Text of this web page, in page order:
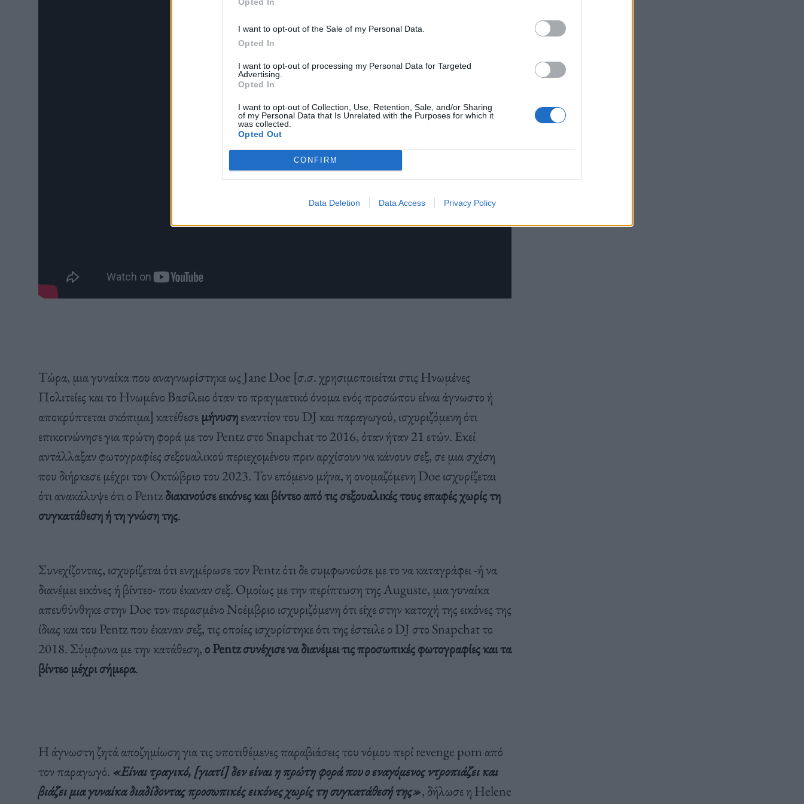
I want to opt-out of the Sale of my Personal Data.
Opted In
I want to opt-out of processing my Personal Data for Targeted
Advertising.
Opted In
I want to opt-out of Collection, Use, Retention, Sale, and/or Sharing
of my Personal Data that Is Unrelated with the Purposes for which it
was collected.
Opted Out
CONFIRM
Data Deletion Data Access Privacy Policy
Τώρα, μια γυναίκα που αναγνωρίστηκε ως Jane Doe [σ.σ. χρησιμοποιείται στις Ηνωμένες
Πολιτείες και το Ηνωμένο Βασίλειο όταν το πραγματικό όνομα ενός προσώπου είναι άγνωστο ή
αποκρύπτεται σκόπιμα] κατέθεσε μήνυσηεναντίον του DJ και παραγωγού, ισχυριζόμενη ότι
επικοινώνησε για πρώτη φορά με τον Pentz στο Snapchat το 2016, όταν ήταν 21 ετών. Εκεί
αντάλλαξαν φωτογραφίες σεξουαλικού περιεχομένου πριν αρχίσουν να κάνουν σεξ, σε μια σχέση
που διήρκεσε μέχρι τον Οκτώβριο του 2023. Τον επόμενο μήνα, η ονομαζόμενη Doe ισχυρίζεται
ότι ανακάλυψε ότι ο Pentzδιακινούσε εικόνες και βίντεο από τις σεξουαλικές τους επαφές χωρίς τη
συγκατάθεση ή τη γνώση της.
Συνεχίζοντας, ισχυρίζεται ότι ενημέρωσε τον Pentz ότι δε συμφωνούσε με το να καταγράφει -ή να
διανέμει εικόνες ή βίντεο- που έκαναν σεξ. Ομοίως με την περίπτωση της Auguste, μια γυναίκα
απευθύνθηκε στην Doe τον περασμένο Νοέμβριο ισχυριζόμενη ότι είχε στην κατοχή της εικόνες της
ίδιας και του Pentz που έκαναν σεξ, τις οποίες ισχυρίστηκε ότι της έστειλε ο DJ στο Snapchat το
2018. Σύμφωνα με την κατάθεση, ο Pentz συνέχισε να διανέμει τις προσωπικές φωτογραφίες και τα
βίντεο μέχρι σήμερα.
Η άγνωστη ζητά αποζημίωση για τις υποτιθέμενες παραβιάσεις του νόμου περί revenge porn από
τον παραγωγό. «Είναι τραγικό, [γιατί] δεν είναι η πρώτη φορά που ο εναγόμενος ντροπιάζει και
βιάζει μια γυναίκα διαδίδοντας προσωπικές εικόνες χωρίς τη συγκατάθεσή της», δήλωσε η Helene